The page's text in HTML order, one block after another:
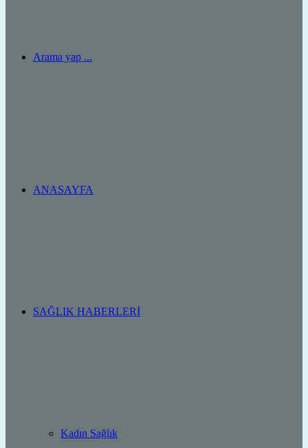
Arama yap ...
ANASAYFA
SAĞLIK HABERLERI
Kadın Sağlık